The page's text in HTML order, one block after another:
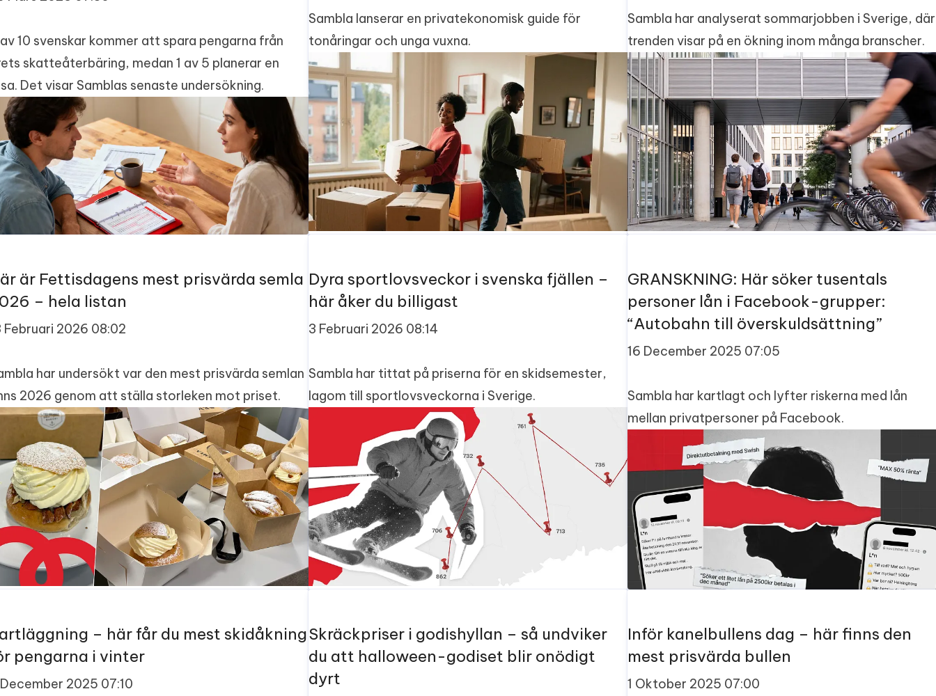
10 svenskar kommer att spara pengarna från
skatteåterbäring, medan 1 av 5 planerar en
Det visar Samblas senaste undersökning.
Sambla lanserar en privatekonomisk guide för
tonåringar och unga vuxna.
Sambla har analyserat sommarjobben i Sverige, där
trenden visar på en ökning inom många branscher.
är Fettisdagens mest prisvärda semla
– hela listan
Februari 2026 08:02
har undersökt var den mest prisvärda semlan
2026 genom att ställa storleken mot priset.
Dyra sportlovsveckor i svenska fjällen –
här åker du billigast
3 Februari 2026 08:14
Sambla har tittat på priserna för en skidsemester,
lagom till sportlovsveckorna i Sverige.
GRANSKNING: Här söker tusentals
personer lån i Facebook-grupper:
“Autobahn till överskuldsättning”
16 December 2025 07:05
Sambla har kartlagt och lyfter riskerna med lån
mellan privatpersoner på Facebook.
– här får du mest skidåkning
pengarna i vinter
2025 07:10
Skräckpriser i godishyllan – så undviker
du att halloween-godiset blir onödigt
dyrt
Inför kanelbullens dag – här finns den
mest prisvärda bullen
1 Oktober 2025 07:00